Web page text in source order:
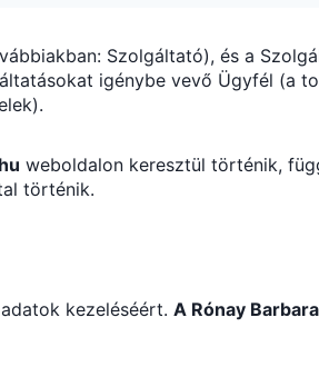
Szolgáltató), és a
igénybe vevő Ügyfél (a
weboldalon keresztül történik,
történik.
kezeléséért. A Rónay